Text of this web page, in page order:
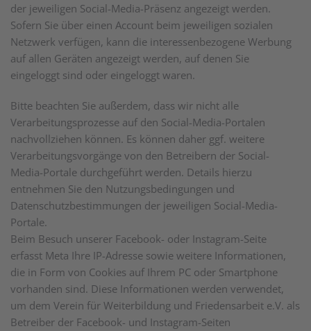
der jeweiligen Social-Media-Präsenz angezeigt werden.
Sofern Sie über einen Account beim jeweiligen sozialen
Netzwerk verfügen, kann die interessenbezogene Werbung
auf allen Geräten angezeigt werden, auf denen Sie
eingeloggt sind oder eingeloggt waren.
Bitte beachten Sie außerdem, dass wir nicht alle
Verarbeitungsprozesse auf den Social-Media-Portalen
nachvollziehen können. Es können daher ggf. weitere
Verarbeitungsvorgänge von den Betreibern der Social-
Media-Portale durchgeführt werden. Details hierzu
entnehmen Sie den Nutzungsbedingungen und
Datenschutzbestimmungen der jeweiligen Social-Media-
Portale.
Beim Besuch unserer Facebook- oder Instagram-Seite
erfasst Meta Ihre IP-Adresse sowie weitere Informationen,
die in Form von Cookies auf Ihrem PC oder Smartphone
vorhanden sind. Diese Informationen werden verwendet,
um dem Verein für Weiterbildung und Friedensarbeit e.V. als
Betreiber der Facebook- und Instagram-Seiten